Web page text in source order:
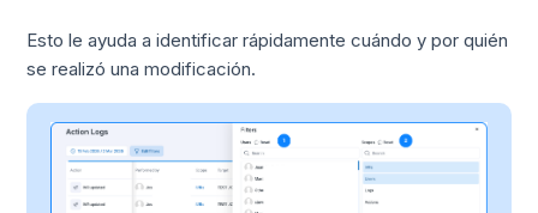
Esto le ayuda a identificar rápidamente cuándo y por quién
se realizó una modificación.